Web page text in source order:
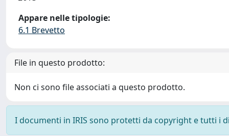
Appare nelle tipologie:
6.1 Brevetto
File in questo prodotto:
Non ci sono file associati a questo prodotto.
I documenti in IRIS sono protetti da copyright e tutti i